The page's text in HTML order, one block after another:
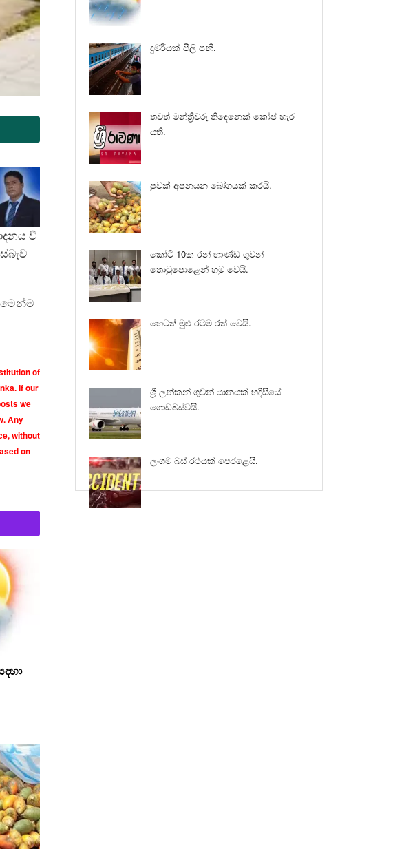
වී
මෙන්ම
of
If our
we
Any
without
on
දුම්රියක් පීලි පනී.
තවත් මන්ත්‍රීවරු තිදෙනෙක් කෝප් හැර
යති.
පුවක් අපනයන බෝගයක් කරයි.
කෝටි 10ක රන් භාණ්ඩ ගුවන්
තොටුපොළෙන් හමු වෙයි.
හෙටත් මුළු රටම රත් වෙයි.
ශ්‍රී ලන්කන් ගුවන් යානයක් හදිසියේ
ගොඩබස්වයි.
ලංගම බස් රථයක් පෙරළෙයි.